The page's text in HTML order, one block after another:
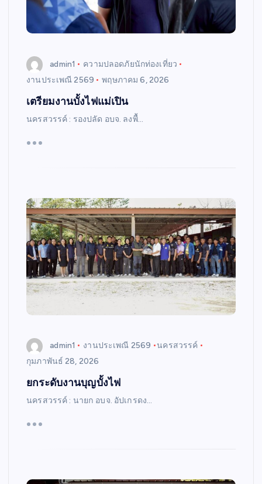
admin1
ความปลอดภัยนักท่องเที่ยว
งานประเพณี 2569
พฤษภาคม 6, 2026
เตรียมงานบั้งไฟแม่เปิน
นครสวรรค์ : รองปลัด อบจ. ลงพื้…
admin1 งานประเพณี 2569
นครสวรรค์
กุมภาพันธ์ 28, 2026
ยกระดับงานบุญบั้งไฟ
นครสวรรค์ : นายก อบจ. อัปเกรดง…